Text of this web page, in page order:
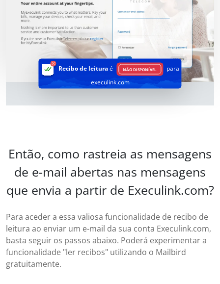
Recibo de leituraé NÃO DISPONÍVEL
para
execulink.com
Então, como rastreia as mensagens
de e-mail abertas nas mensagens
que envia a partir de Execulink.com?
Para aceder a essa valiosa funcionalidade de recibo de
leitura ao enviar um e-mail da sua conta Execulink.com,
basta seguir os passos abaixo. Poderá experimentar a
funcionalidade "ler recibos" utilizando o Mailbird
gratuitamente.